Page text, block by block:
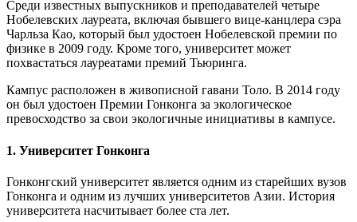
Среди известных выпускников и преподавателей четыре
Нобелевских лауреата, включая бывшего вице-канцлера сэра
Чарльза Као, который был удостоен Нобелевской премии по
физике в 2009 году. Кроме того, университет может
похвастаться лауреатами премий Тьюринга.
Кампус расположен в живописной гавани Толо. В 2014 году
он был удостоен Премии Гонконга за экологическое
превосходство за свои экологичные инициативы в кампусе.
1. Университет Гонконга
Гонконгский университет является одним из старейших вузов
Гонконга и одним из лучших университетов Азии. История
университета насчитывает более ста лет.